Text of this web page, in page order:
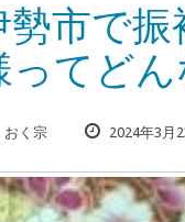
勢市で
ってどん
おく宗 2024年3月